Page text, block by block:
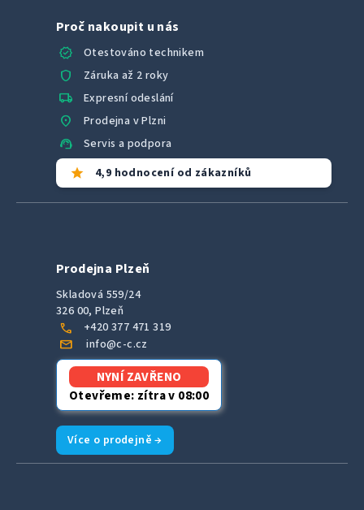
Proč nakoupit u nás
verified
Otestováno technikem
shield Záruka až 2 roky
local_shipping Expresní odeslání
location_on Prodejna v Plzni
support_agent Servis a podpora
star 4,9 hodnocení od zákazníků
Prodejna Plzeň
Skladová 559/24
326 00, Plzeň
call +420 377 471 319
mail info@c-c.cz
NYNÍ ZAVŘENO
Otevřeme: zítra v 08:00
Více o prodejně →